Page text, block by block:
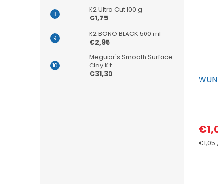
K2 Ultra Cut 100 g
€1,75
K2 BONO BLACK 500 ml
€2,95
Meguiar's Smooth Surface
Clay Kit
€31,30
€1,05